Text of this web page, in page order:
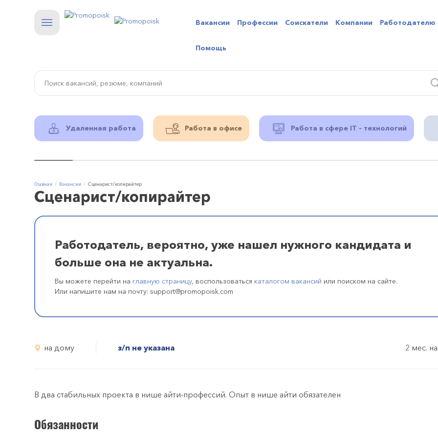
Вакансии Профессии Соискатели Компании Работодателю
Помощь
Удаленная работа Работа в офисе Работа в сфере IT - технологий
Главная Вакансии Сценарист/копирайтер
Сценарист/копирайтер
Работодатель, вероятно, уже нашел нужного кандидата и
больше она не актуальна.
Вы можете перейти на главную страницу, воспользоваться каталогом вакансий или поиском на сайте.
Или напишите нам на почту: support@promopoisk.com
на дому з/п не указана 2 мес.
В два стабильных проекта в нише айти-профессий. Опыт в нише айти обязателен
Обязанности